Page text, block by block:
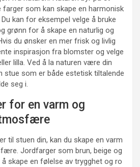
farger som kan skape en harmonisk
kan for eksempel velge å bruke
grønn for å skape en naturlig og
du ønsker en mer frisk og livlig
inspirasjon fra blomster og velge
lilla. Ved å la naturen være din
stue som er både estetisk tiltalende
seg i.
for en varm og
til stuen din, kan du skape en varm
Jordfarger som brun, beige og
skape en følelse av trygghet og ro